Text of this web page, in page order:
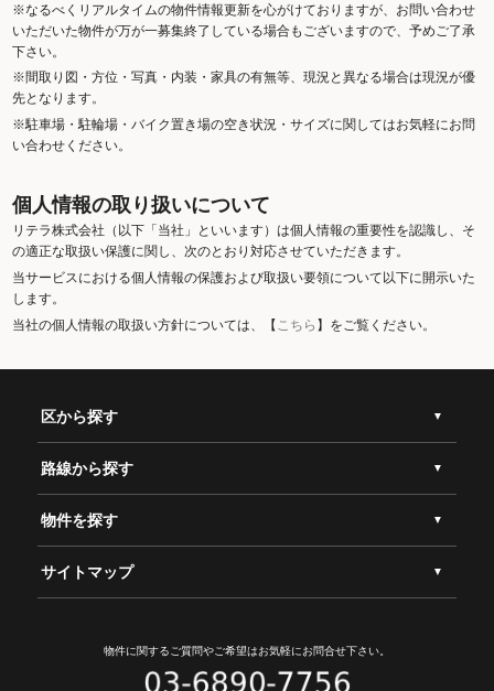
※なるべくリアルタイムの物件情報更新を心がけておりますが、お問い合わせ
いただいた物件が万が一募集終了している場合もございますので、予めご了承
下さい。
※間取り図・方位・写真・内装・家具の有無等、現況と異なる場合は現況が優
先となります。
※駐車場・駐輪場・バイク置き場の空き状況・サイズに関してはお気軽にお問
い合わせください。
個人情報の取り扱いについて
リテラ株式会社（以下「当社」といいます）は個人情報の重要性を認識し、そ
の適正な取扱い保護に関し、次のとおり対応させていただきます。
当サービスにおける個人情報の保護および取扱い要領について以下に開示いた
します。
当社の個人情報の取扱い方針については、【こちら 】をご覧ください。
区から探す
路線から探す
物件を探す
サイトマップ
物件に関するご質問やご希望はお気軽にお問合せ下さい。